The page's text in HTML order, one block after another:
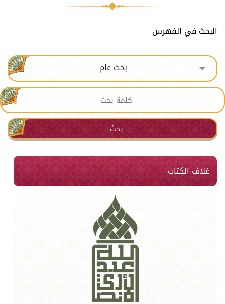
البحث في الفهرس
بحث عام
بحث
غلاف الكتاب